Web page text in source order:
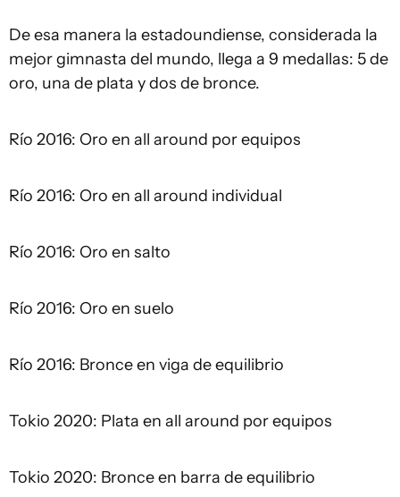
De esa manera la estadoundiense, considerada la
mejor gimnasta del mundo, llega a 9 medallas: 5 de
oro, una de plata y dos de bronce.
Río 2016: Oro en all around por equipos
Río 2016: Oro en all around individual
Río 2016: Oro en salto
Río 2016: Oro en suelo
Río 2016: Bronce en viga de equilibrio
Tokio 2020: Plata en all around por equipos
Tokio 2020: Bronce en barra de equilibrio